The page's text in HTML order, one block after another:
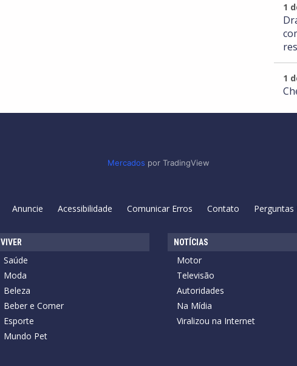
1
1
Mercados por TradingView
Anuncie Acessibilidade Comunicar Erros Contato Perguntas
VIVER
Saúde
Moda
Beleza
Beber e Comer
Esporte
Mundo Pet
NOTÍCIAS
Motor
Televisão
Autoridades
Na Mídia
Viralizou na Internet